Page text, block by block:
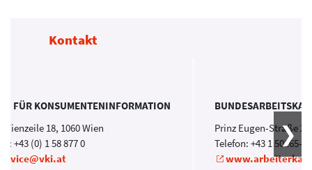
Kontakt
FÜR KONSUMENTENINFORMATION
18, 1060 Wien
+43 (0) 1 58 877 0
Prinz Eugen-Straße
Telefon: +43 1 50165-0